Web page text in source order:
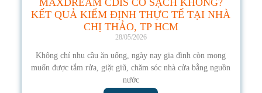
MAXDREAM CDIS CÓ SẠCH KHÔNG?
KẾT QUẢ KIỂM ĐỊNH THỰC TẾ TẠI NHÀ
CHỊ THẢO, TP HCM
28/05/2026
Không chỉ nhu cầu ăn uống, ngày nay gia đình còn mong
muốn được tắm rửa, giặt giũ, chăm sóc nhà cửa bằng nguồn
nước